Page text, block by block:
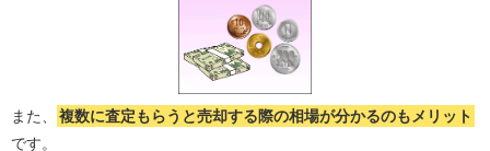
また、 複数に査定もらうと売却する際の相場が分かるのもメリット
です。